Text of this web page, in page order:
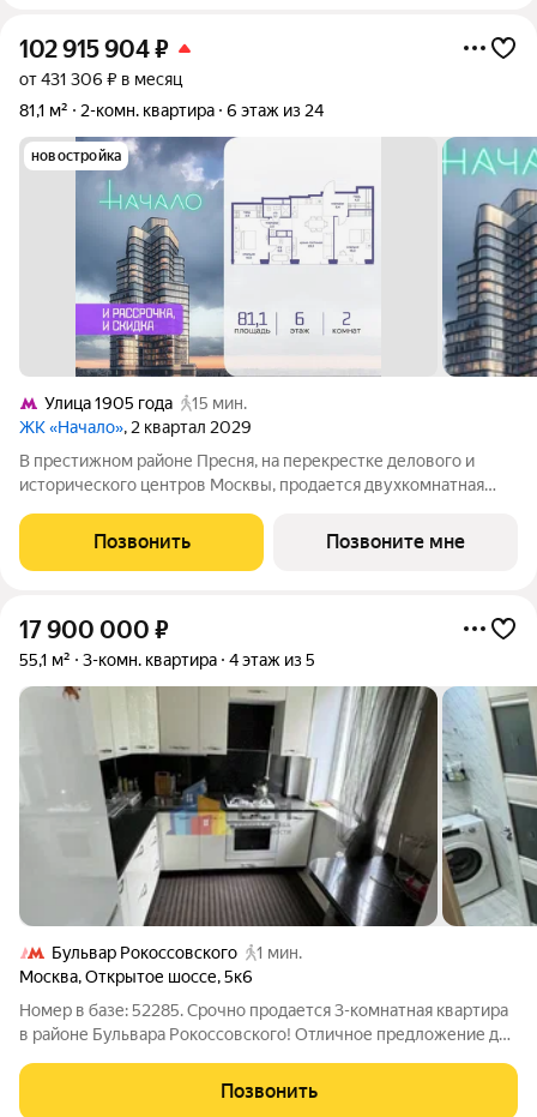
102 915 904₽
от 431 306 ₽ в месяц
81,1 м²
2-комн. квартира 6 этаж из 24
новостройка
Улица 1905 года
15 мин.
ЖК «Начало», 2 квартал 2029
В престижном районе Пресня, на перекрестке делового и
исторического центров Москвы, продается двухкомнатная
находится на 6 этаже 24-этажного дома, в новом элитном
жилом комплексе «Начало» от
Позвонить Позвоните мне
17 900 000 ₽
55,1 м² 3-комн. квартира 4 этаж из 5
Бульвар Рокоссовского
1 мин.
Москва,Открытое шоссе,5к6
Номер в базе: 52285. Срочно продается 3-комнатная квартира
в районе Бульвара Рокоссовского! Отличное предложение для
квартире выполнен евро-ремонт, смежные комнаты,
совмещенный санузел и балкон.
Позвонить